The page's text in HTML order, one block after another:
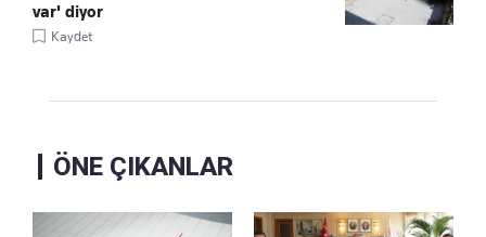
var' diyor
Kaydet
ÖNE ÇIKANLAR